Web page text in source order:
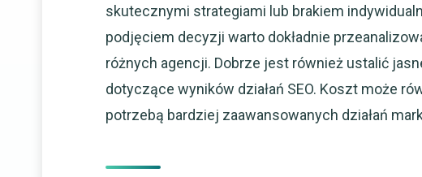
skutecznymi strategiami lub brakiem
podjęciem decyzji warto dokładnie
różnych agencji. Dobrze jest również ustalić
dotyczące wyników działań SEO. Koszt może
potrzebą bardziej zaawansowanych działań